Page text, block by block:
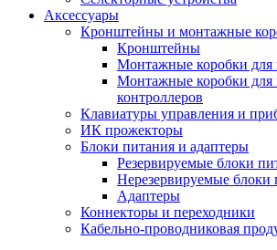
Аксессуары
Кронштейны и монтажные
Кронштейны
Монтажные коробки для
Монтажные коробки
контроллеров
Клавиатуры управления и
ИК прожекторы
Блоки питания и адаптеры
Резервируемые блоки
Нерезервируемые блоки
Адаптеры
Коннекторы и переходники
Кабельно-проводниковая